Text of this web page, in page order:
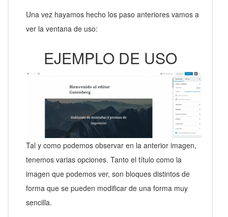
Una vez hayamos hecho los paso anteriores vamos a
ver la ventana de uso:
EJEMPLO DE USO
Tal y como podemos observar en la anterior imagen,
tenemos varias opciones. Tanto el título como la
imagen que podemos ver, son bloques distintos de
forma que se pueden modificar de una forma muy
sencilla.